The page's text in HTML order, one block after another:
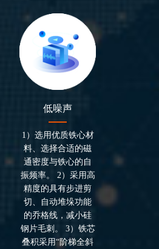
低噪声
1）选用优质铁心材
料、选择合适的磁
通密度与铁心的自
振频率。 2）采用高
精度的具有步进剪
切、自动堆垛功能
的乔格线，减小硅
钢片毛刺。 3）铁芯
叠积采用“阶梯全斜